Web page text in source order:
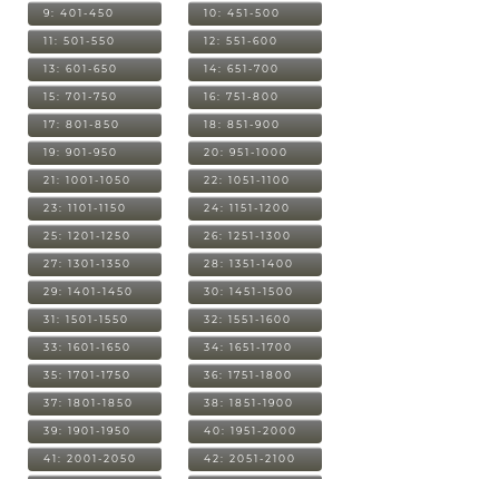
9: 401-450 10: 451-500
11: 501-550 12: 551-600
13: 601-650 14: 651-700
15: 701-750 16: 751-800
17: 801-850 18: 851-900
19: 901-950 20: 951-1000
21: 1001-1050 22: 1051-1100
23: 1101-1150 24: 1151-1200
25: 1201-1250 26: 1251-1300
27: 1301-1350 28: 1351-1400
29: 1401-1450 30: 1451-1500
31: 1501-1550 32: 1551-1600
33: 1601-1650 34: 1651-1700
35: 1701-1750 36: 1751-1800
37: 1801-1850 38: 1851-1900
39: 1901-1950 40: 1951-2000
41: 2001-2050 42: 2051-2100